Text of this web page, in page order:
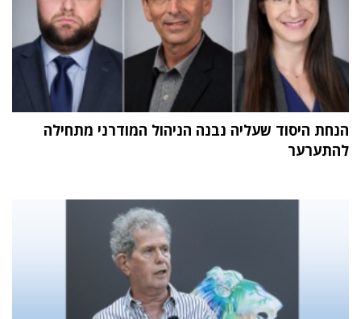
הנחת היסוד שעליה נבנה הניהול המודרני מתחילה
להתערער